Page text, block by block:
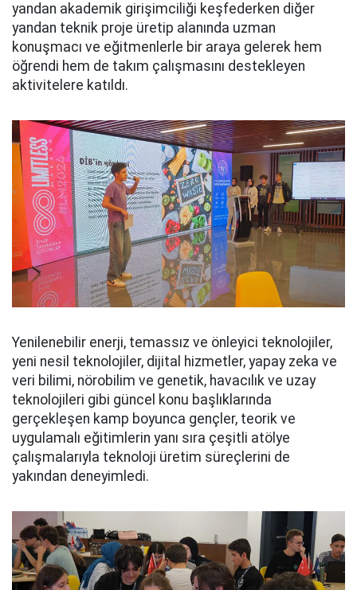
yandan akademik girişimciliği keşfederken diğer
yandan teknik proje üretip alanında uzman
konuşmacı ve eğitmenlerle bir araya gelerek hem
öğrendi hem de takım çalışmasını destekleyen
aktivitelere katıldı.
Yenilenebilir enerji, temassız ve önleyici teknolojiler,
yeni nesil teknolojiler, dijital hizmetler, yapay zeka ve
veri bilimi, nörobilim ve genetik, havacılık ve uzay
teknolojileri gibi güncel konu başlıklarında
gerçekleşen kamp boyunca gençler, teorik ve
uygulamalı eğitimlerin yanı sıra çeşitli atölye
çalışmalarıyla teknoloji üretim süreçlerini de
yakından deneyimledi.